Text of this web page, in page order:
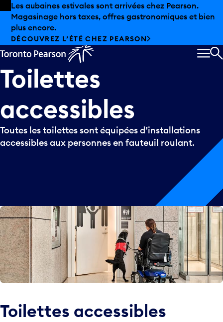
Skip to offers
Passer au contenu principal
Les aubaines estivales sont arrivées chez Pearson.
Magasinage hors taxes, offres gastronomiques et bien
plus encore.
DÉCOUVREZ L’ÉTÉ CHEZ PEARSON
Toilettes
accessibles
Toutes les toilettes sont équipées d’installations
accessibles aux personnes en fauteuil roulant.
Toilettes accessibles